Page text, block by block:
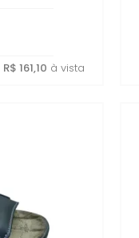
R$ 161,10 à vista